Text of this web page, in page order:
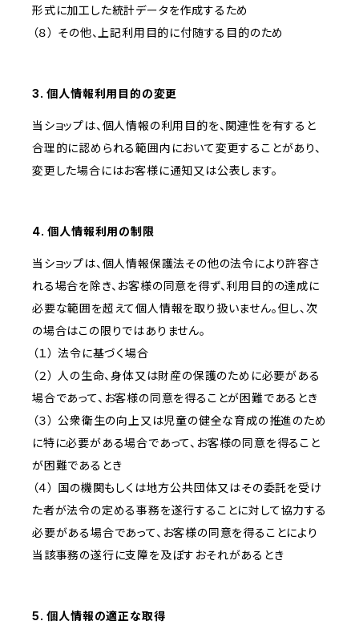
形式に加工した統計データを作成するため
（８） その他、上記利用目的に付随する目的のため
3. 個人情報利用目的の変更
当ショップは、個人情報の利用目的を、関連性を有すると
合理的に認められる範囲内において変更することがあり、
変更した場合にはお客様に通知又は公表します。
4. 個人情報利用の制限
当ショップは、個人情報保護法その他の法令により許容さ
れる場合を除き、お客様の同意を得ず、利用目的の達成に
必要な範囲を超えて個人情報を取り扱いません。但し、次
の場合はこの限りではありません。
（１） 法令に基づく場合
（２） 人の生命、身体又は財産の保護のために必要がある
場合であって、お客様の同意を得ることが困難であるとき
（３） 公衆衛生の向上又は児童の健全な育成の推進のため
に特に必要がある場合であって、お客様の同意を得ること
が困難であるとき
（４） 国の機関もしくは地方公共団体又はその委託を受け
た者が法令の定める事務を遂行することに対して協力する
必要がある場合であって、お客様の同意を得ることにより
当該事務の遂行に支障を及ぼすおそれがあるとき
5. 個人情報の適正な取得